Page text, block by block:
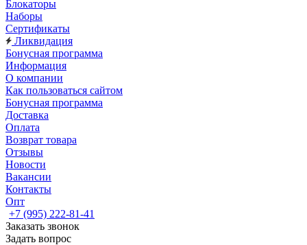
Блокаторы
Наборы
Сертификаты
Ликвидация
Бонусная программа
Информация
О компании
Как пользоваться сайтом
Бонусная программа
Доставка
Оплата
Возврат товара
Отзывы
Новости
Вакансии
Контакты
Опт
+7 (995) 222-81-41
Заказать звонок
Задать вопрос